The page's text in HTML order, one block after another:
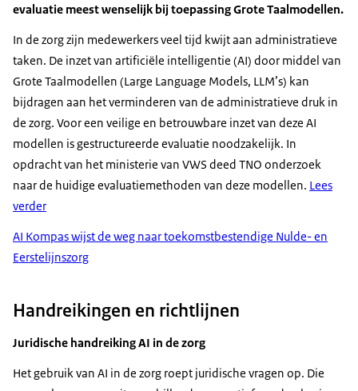
evaluatie meest wenselijk bij toepassing Grote Taalmodellen.
In de zorg zijn medewerkers veel tijd kwijt aan administratieve
taken. De inzet van artificiële intelligentie (AI) door middel van
Grote Taalmodellen (Large Language Models, LLM’s) kan
bijdragen aan het verminderen van de administratieve druk in
de zorg. Voor een veilige en betrouwbare inzet van deze AI
modellen is gestructureerde evaluatie noodzakelijk. In
opdracht van het ministerie van VWS deed TNO onderzoek
naar de huidige evaluatiemethoden van deze modellen. Lees
verder
AI Kompas wijst de weg naar toekomstbestendige Nulde- en
Eerstelijnszorg
Handreikingen en richtlijnen
Juridische handreiking AI in de zorg
Het gebruik van AI in de zorg roept juridische vragen op. Die